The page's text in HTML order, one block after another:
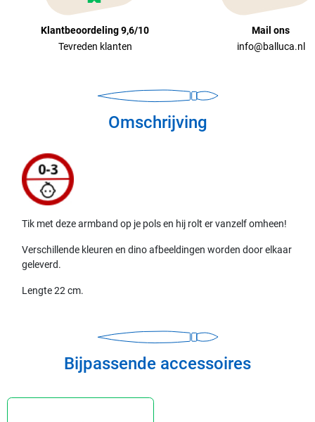
Klantbeoordeling 9,6/10
Tevreden klanten
Mail ons
info@balluca.nl
Omschrijving
Tik met deze armband op je pols en hij rolt er vanzelf omheen!
Verschillende kleuren en dino afbeeldingen worden door elkaar
geleverd.
Lengte 22 cm.
Bijpassende accessoires